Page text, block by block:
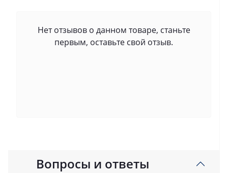
Нет отзывов о данном товаре, станьте
первым, оставьте свой отзыв.
Вопросы и ответы